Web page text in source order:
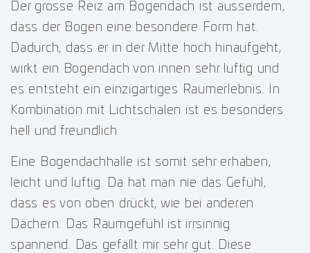
Der grosse Reiz am Bogendach ist ausserdem,
dass der Bogen eine besondere Form hat.
Dadurch, dass er in der Mitte hoch hinaufgeht,
wirkt ein Bogendach von innen sehr luftig und
es entsteht ein einzigartiges Raumerlebnis. In
Kombination mit Lichtschalen ist es besonders
hell und freundlich.
Eine Bogendachhalle ist somit sehr erhaben,
leicht und luftig. Da hat man nie das Gefühl,
dass es von oben drückt, wie bei anderen
Dächern. Das Raumgefühl ist irrsinnig
spannend. Das gefällt mir sehr gut. Diese